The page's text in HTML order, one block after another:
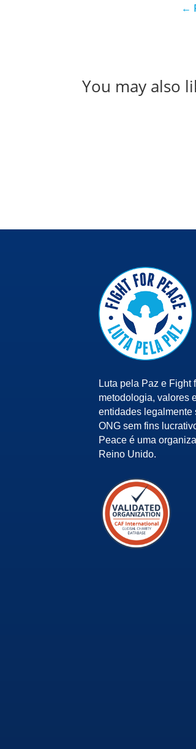
←
You may also
Luta pela Paz e Fight
metodologia, valores
entidades legalmente
ONG sem fins
Peace é uma
Reino Unido.